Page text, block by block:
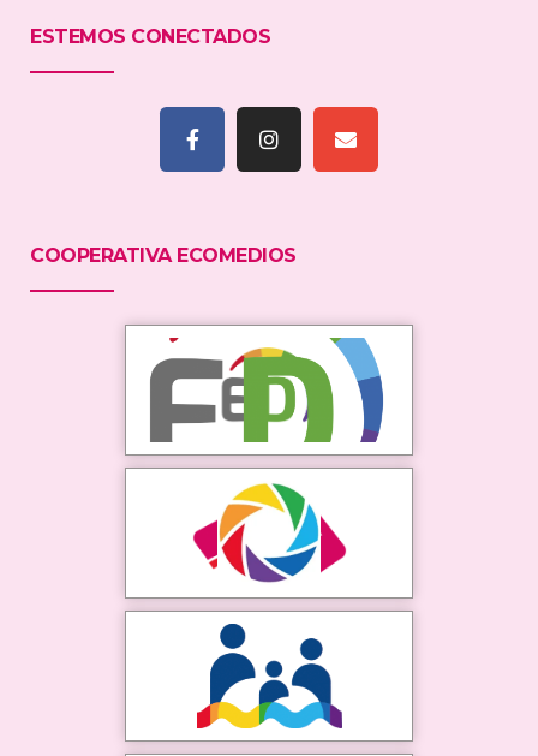
ESTEMOS CONECTADOS
COOPERATIVA ECOMEDIOS